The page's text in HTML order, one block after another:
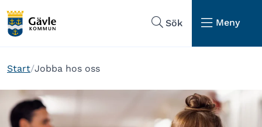
Sök
Meny
Start Jobba hos oss